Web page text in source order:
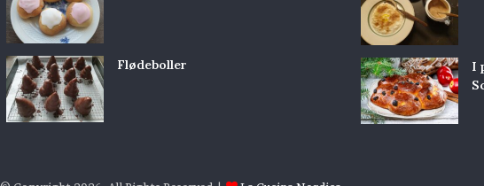
Flødeboller
I